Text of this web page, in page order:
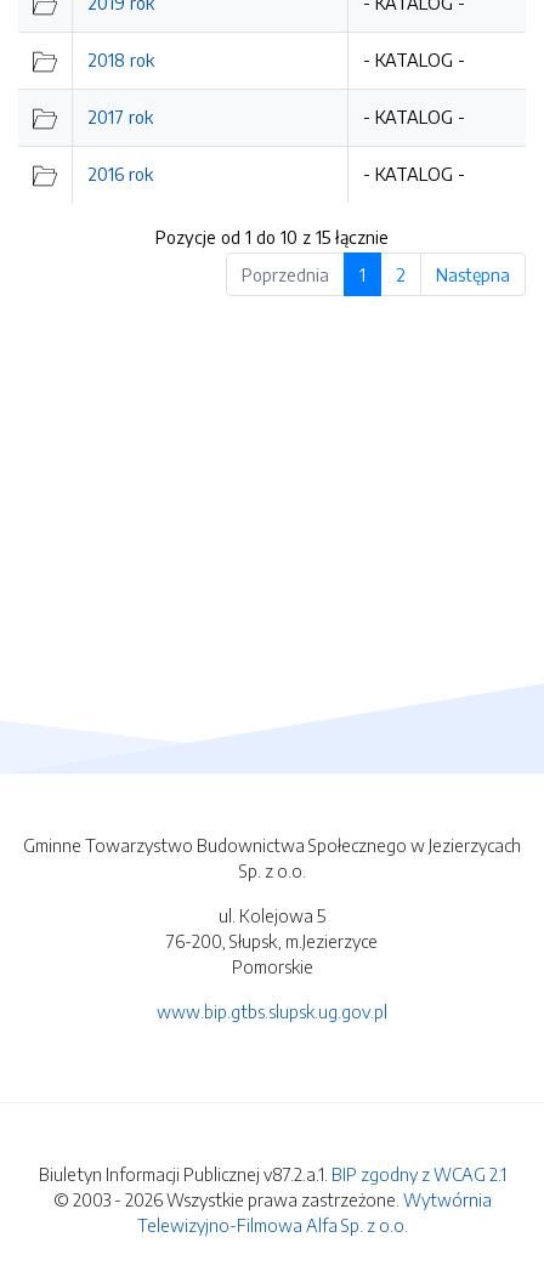
2018 rok - KATALOG -
2017 rok - KATALOG -
2016 rok - KATALOG -
Pozycje od 1 do 10 z 15 łącznie
Poprzednia
1 2 Następna
Gminne Towarzystwo Budownictwa Społecznego w Jezierzycach
Sp. z o.o.
ul. Kolejowa 5
76-200, Słupsk, m.Jezierzyce
Pomorskie
www.bip.gtbs.slupsk.ug.gov.pl
Biuletyn Informacji Publicznej v87.2.a.1. BIP zgodny z WCAG 2.1
© 2003 - 2026 Wszystkie prawa zastrzeżone. Wytwórnia
Telewizyjno-Filmowa Alfa Sp. z o.o.